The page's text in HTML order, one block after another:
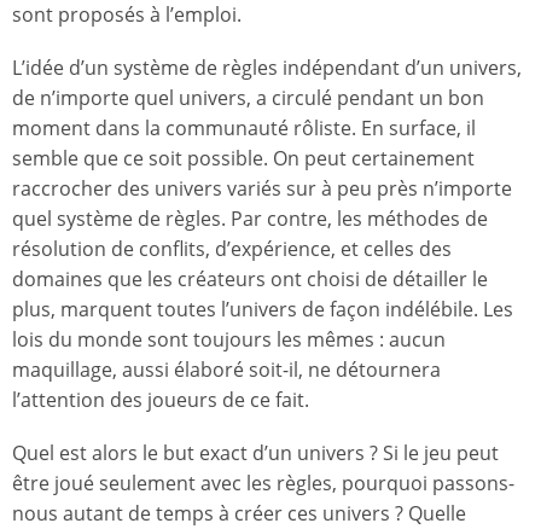
sont proposés à l’emploi.
L’idée d’un système de règles indépendant d’un univers,
de n’importe quel univers, a circulé pendant un bon
moment dans la communauté rôliste. En surface, il
semble que ce soit possible. On peut certainement
raccrocher des univers variés sur à peu près n’importe
quel système de règles. Par contre, les méthodes de
résolution de conflits, d’expérience, et celles des
domaines que les créateurs ont choisi de détailler le
plus, marquent toutes l’univers de façon indélébile. Les
lois du monde sont toujours les mêmes : aucun
maquillage, aussi élaboré soit-il, ne détournera
l’attention des joueurs de ce fait.
Quel est alors le but exact d’un univers ? Si le jeu peut
être joué seulement avec les règles, pourquoi passons-
nous autant de temps à créer ces univers ? Quelle